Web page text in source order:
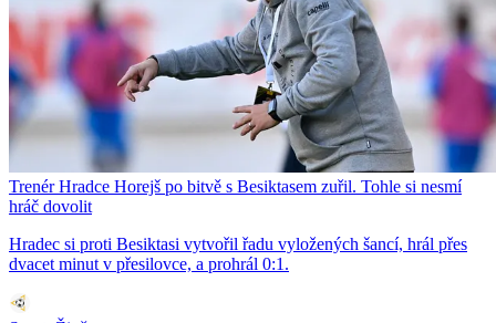
Trenér Hradce Horejš po bitvě s Besiktasem zuřil. Tohle si nesmí
hráč dovolit
Hradec si proti Besiktasi vytvořil řadu vyložených šancí, hrál přes
dvacet minut v přesilovce, a prohrál 0:1.